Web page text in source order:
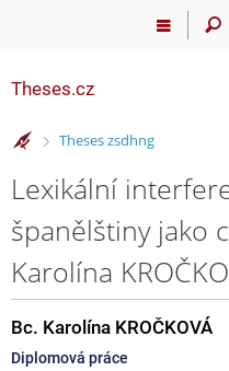
Theses.cz
>
Theses zsdhng
Lexikální
španělštiny jako
Karolína
Bc. Karolína KROČKOVÁ
Diplomová práce